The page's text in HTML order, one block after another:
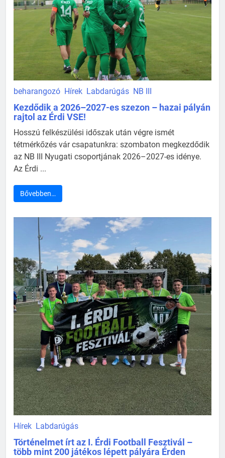
beharangozó Hírek Labdarúgás NB III
Kezdődik a 2026–2027-es szezon – hazai pályán
rajtol az Érdi VSE!
Hosszú felkészülési időszak után végre ismét
tétmérkőzés vár csapatunkra: szombaton megkezdődik
az NB III Nyugati csoportjának 2026–2027-es idénye.
Az Érdi ...
Bővebben…
Hírek Labdarúgás
Történelmet írt az I. Érdi Football Fesztivál –
több mint 200 játékos lépett pályára Érden